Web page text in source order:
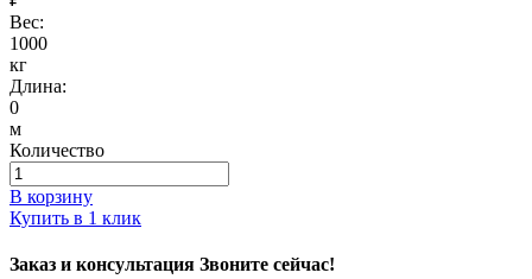
Вес:
1000
кг
Длина:
0
м
Количество
В корзину
Купить в 1 клик
Заказ и консультация Звоните сейчас!